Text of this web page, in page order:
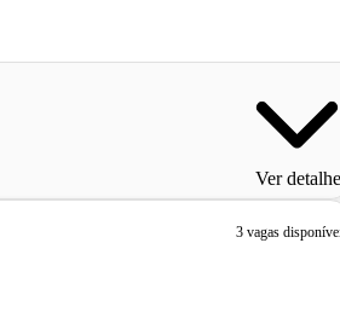
Ver
3 vagas